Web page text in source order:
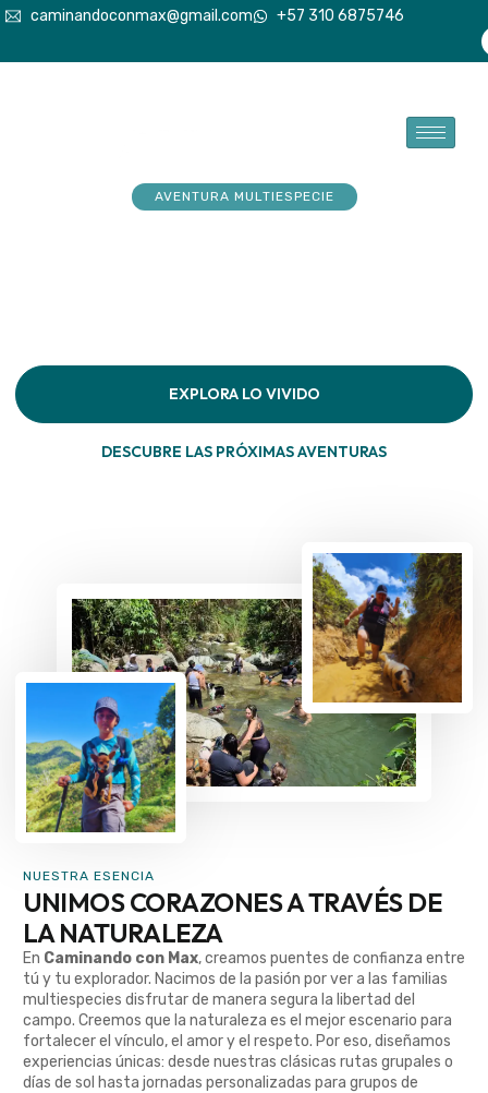
caminandoconmax@gmail.com +57 310 6875746
AVENTURA MULTIESPECIE
EXPLORA LO VIVIDO
DESCUBRE LAS PRÓXIMAS AVENTURAS
NUESTRA ESENCIA
UNIMOS CORAZONES A TRAVÉS DE
LA NATURALEZA
En Caminando con Max, creamos puentes de confianza entre
tú y tu explorador. Nacimos de la pasión por ver a las familias
multiespecies disfrutar de manera segura la libertad del
campo. Creemos que la naturaleza es el mejor escenario para
fortalecer el vínculo, el amor y el respeto. Por eso, diseñamos
experiencias únicas: desde nuestras clásicas rutas grupales o
días de sol hasta jornadas personalizadas para grupos de